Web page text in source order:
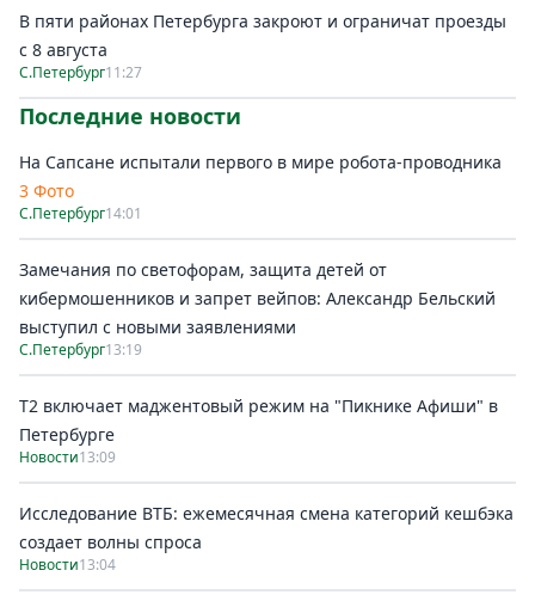
В пяти районах Петербурга закроют и ограничат проезды
с 8 августа
С.Петербург11:27
Последние новости
На Сапсане испытали первого в мире робота-проводника
3 Фото
С.Петербург14:01
Замечания по светофорам, защита детей от
кибермошенников и запрет вейпов: Александр Бельский
выступил с новыми заявлениями
С.Петербург13:19
Т2 включает маджентовый режим на "Пикнике Афиши" в
Петербурге
Новости13:09
Исследование ВТБ: ежемесячная смена категорий кешбэка
создает волны спроса
Новости13:04